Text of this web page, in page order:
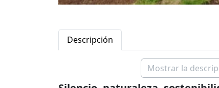
Descripción
Mostrar la